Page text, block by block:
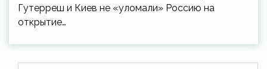
Гутерреш и Киев не «уломали» Россию на
открытие…